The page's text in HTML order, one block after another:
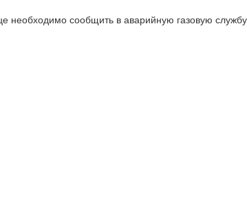
необходимо сообщить в аварийную газовую